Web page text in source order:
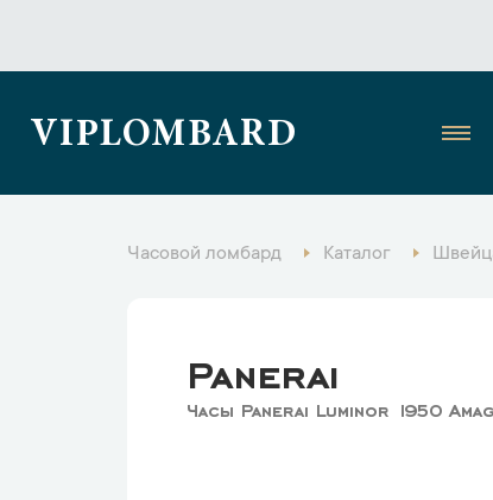
VIPLOMBARD
Часовой ломбард Каталог
Panerai
Часы Panerai Luminor 1950